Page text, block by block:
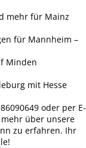
mehr für Mainz
für Mannheim –
Minden
mit Hesse
oder per E-
über unsere
zu erfahren. Ihr